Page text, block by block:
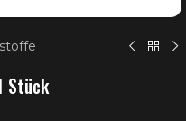
Stück